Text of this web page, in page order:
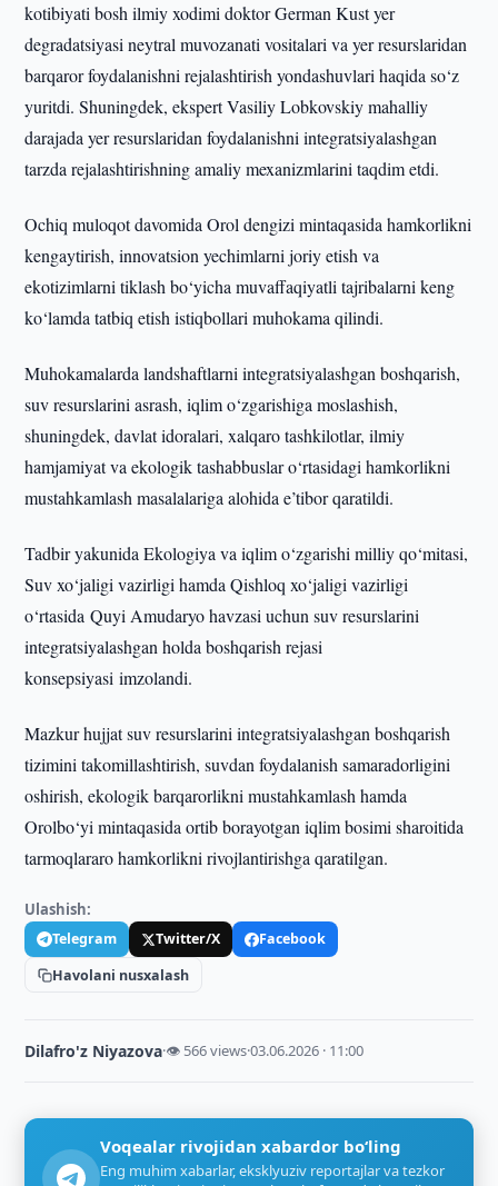
kotibiyati bosh ilmiy xodimi doktor German Kust yer
degradatsiyasi neytral muvozanati vositalari va yer resurslaridan
barqaror foydalanishni rejalashtirish yondashuvlari haqida so‘z
yuritdi. Shuningdek, ekspert Vasiliy Lobkovskiy mahalliy
darajada yer resurslaridan foydalanishni integratsiyalashgan
tarzda rejalashtirishning amaliy mexanizmlarini taqdim etdi.
Ochiq muloqot davomida Orol dengizi mintaqasida hamkorlikni
kengaytirish, innovatsion yechimlarni joriy etish va
ekotizimlarni tiklash bo‘yicha muvaffaqiyatli tajribalarni keng
ko‘lamda tatbiq etish istiqbollari muhokama qilindi.
Muhokamalarda landshaftlarni integratsiyalashgan boshqarish,
suv resurslarini asrash, iqlim o‘zgarishiga moslashish,
shuningdek, davlat idoralari, xalqaro tashkilotlar, ilmiy
hamjamiyat va ekologik tashabbuslar o‘rtasidagi hamkorlikni
mustahkamlash masalalariga alohida e’tibor qaratildi.
Tadbir yakunida Ekologiya va iqlim o‘zgarishi milliy qo‘mitasi,
Suv xo‘jaligi vazirligi hamda Qishloq xo‘jaligi vazirligi
o‘rtasida Quyi Amudaryo havzasi uchun suv resurslarini
integratsiyalashgan holda boshqarish rejasi
konsepsiyasi imzolandi.
Mazkur hujjat suv resurslarini integratsiyalashgan boshqarish
tizimini takomillashtirish, suvdan foydalanish samaradorligini
oshirish, ekologik barqarorlikni mustahkamlash hamda
Orolbo‘yi mintaqasida ortib borayotgan iqlim bosimi sharoitida
tarmoqlararo hamkorlikni rivojlantirishga qaratilgan.
Ulashish:
Telegram Twitter/X
Facebook
Havolani nusxalash
Dilafro'z Niyazova·👁 566 views·03.06.2026 · 11:00
Voqealar rivojidan xabardor bo‘ling
Eng muhim xabarlar, eksklyuziv reportajlar va tezkor